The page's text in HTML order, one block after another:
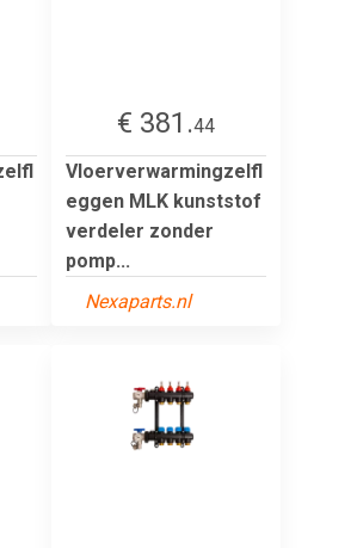
€ 381.44
Vloerverwarmingzelfl
eggen MLK kunststof
verdeler zonder
pomp...
Nexaparts.nl